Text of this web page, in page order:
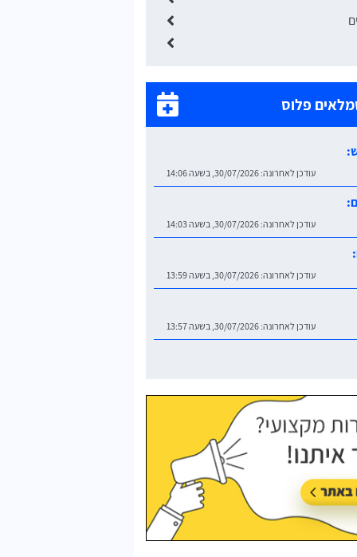
פלוס
עודכן לאחרונה: 30/07/2026, בשעה 14:06
עודכן לאחרונה: 30/07/2026, בשעה 14:03
עודכן לאחרונה: 30/07/2026, בשעה 13:59
עודכן לאחרונה: 30/07/2026, בשעה 13:57